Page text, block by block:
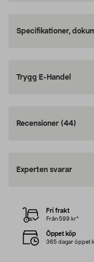
Specifikationer,
Trygg E-Handel
Recensioner (44)
Experten svarar
Fri frakt
Från 599 kr*
Öppet köp
365 dagar öppet